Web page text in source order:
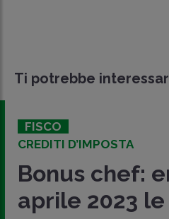
Ti potrebbe
FISCO
CREDITI D’IMPOSTA
Bonus chef:
aprile 2023